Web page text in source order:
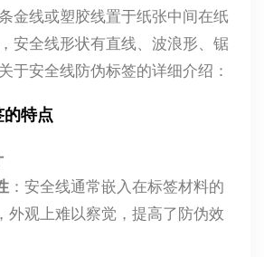
金线或塑胶线置于纸张中间在纸
安全线形状有直线、波浪形、锯
于安全线防伪标签的详细介绍：
特点
：安全线通常嵌入在标签材料的
外观上难以察觉，提高了防伪效